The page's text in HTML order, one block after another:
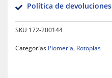
Política de devoluciones
SKU 172-200144
Categorías Plomería, Rotoplas